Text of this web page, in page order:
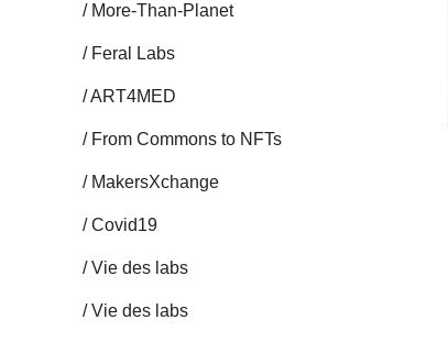
More-Than-Pla­net
Feral Labs
ART4MED
From Commons to NFTs
Ma­kersX­change
Covid19
Vie des labs
Vie des labs